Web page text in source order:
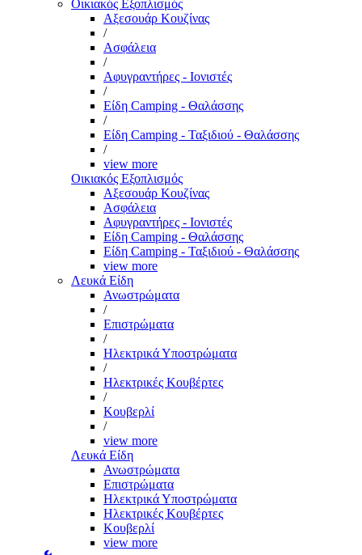
Οικιακός Εξοπλισμός
Αξεσουάρ Κουζίνας
/
Ασφάλεια
/
Αφυγραντήρες - Ιονιστές
/
Είδη Camping - Θαλάσσης
/
Είδη Camping - Ταξιδιού - Θαλάσσης
/
view more
Οικιακός Εξοπλισμός
Αξεσουάρ Κουζίνας
Ασφάλεια
Αφυγραντήρες - Ιονιστές
Είδη Camping - Θαλάσσης
Είδη Camping - Ταξιδιού - Θαλάσσης
view more
Λευκά Είδη
Ανωστρώματα
/
Επιστρώματα
/
Ηλεκτρικά Υποστρώματα
/
Ηλεκτρικές Κουβέρτες
/
Κουβερλί
/
view more
Λευκά Είδη
Ανωστρώματα
Επιστρώματα
Ηλεκτρικά Υποστρώματα
Ηλεκτρικές Κουβέρτες
Κουβερλί
view more